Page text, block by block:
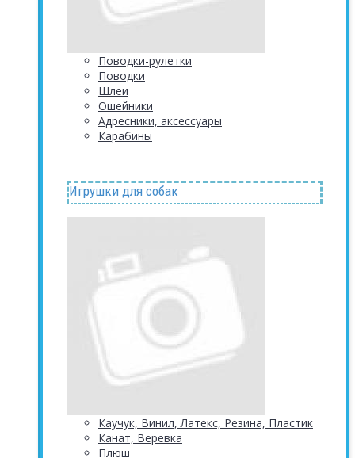
Поводки-рулетки
Поводки
Шлеи
Ошейники
Адресники, аксессуары
Карабины
Игрушки для собак
Каучук, Винил, Латекс, Резина, Пластик
Канат, Веревка
Плюш